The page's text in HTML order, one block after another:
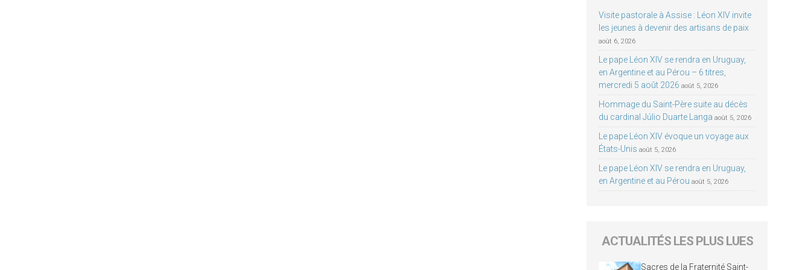
Visite pastorale à Assise : Léon XIV invite
les jeunes à devenir des artisans de paix
août 6, 2026
Le pape Léon XIV se rendra en Uruguay,
en Argentine et au Pérou – 6 titres,
mercredi 5 août 2026 août 5, 2026
Hommage du Saint-Père suite au décès
du cardinal Júlio Duarte Langa août 5, 2026
Le pape Léon XIV évoque un voyage aux
États-Unis août 5, 2026
Le pape Léon XIV se rendra en Uruguay,
en Argentine et au Pérou août 5, 2026
ACTUALITÉS LES PLUS LUES
Sacres de la Fraternité Saint-